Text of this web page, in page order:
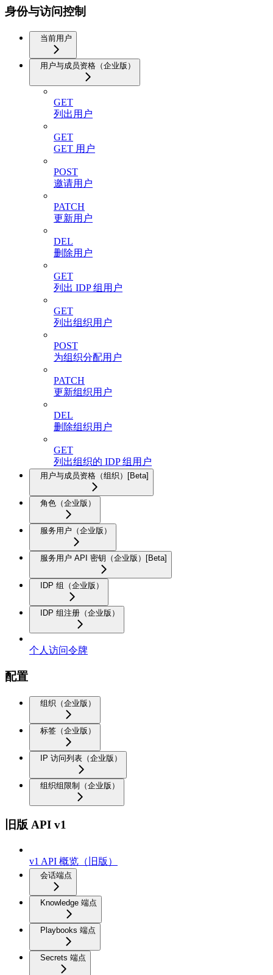
身份与访问控制
当前用户
用户与成员资格（企业版）
GET
列出用户
GET
GET 用户
POST
邀请用户
PATCH
更新用户
DEL
删除用户
GET
列出 IDP 组用户
GET
列出组织用户
POST
为组织分配用户
PATCH
更新组织用户
DEL
删除组织用户
GET
列出组织的 IDP 组用户
用户与成员资格（组织）[Beta]
角色（企业版）
服务用户（企业版）
服务用户 API 密钥（企业版）[Beta]
IDP 组（企业版）
IDP 组注册（企业版）
个人访问令牌
配置
组织（企业版）
标签（企业版）
IP 访问列表（企业版）
组织组限制（企业版）
旧版 API v1
v1 API 概览（旧版）
会话端点
Knowledge 端点
Playbooks 端点
Secrets 端点